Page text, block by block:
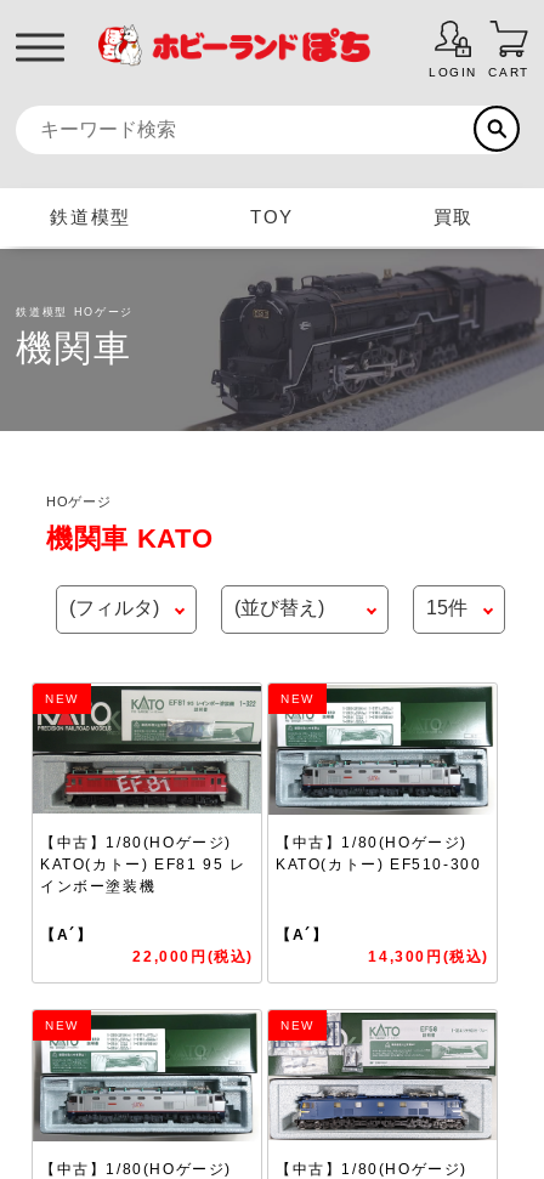
LOGIN CART
鉄道模型 TOY 買取
鉄道模型 HOゲージ
機関車
HOゲージ
機関車 KATO
NEW
【中古】1/80(HOゲージ)
KATO(カトー) EF81 95 レ
インボー塗装機
【A´】
22,000円(税込)
NEW
【中古】1/80(HOゲージ)
KATO(カトー) EF510-300
【A´】
14,300円(税込)
NEW
【中古】1/80(HOゲージ)
NEW
【中古】1/80(HOゲージ)